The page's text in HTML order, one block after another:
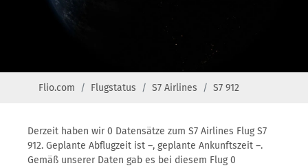
Flio.com Flugstatus S7 Airlines S7 912
Derzeit haben wir 0 Datensätze zum S7 Airlines Flug S7
912. Geplante Abflugzeit ist –, geplante Ankunftszeit –.
Gemäß unserer Daten gab es bei diesem Flug 0